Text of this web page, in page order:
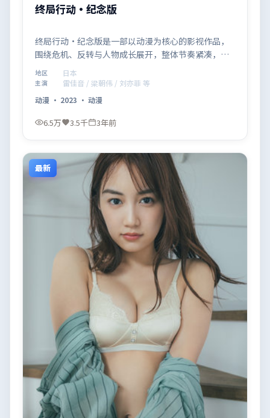
终局行动·纪念版
终局行动·纪念版是一部以动漫为核心的影视作品，
围绕危机、反转与人物成长展开，整体节奏紧凑，值
得推荐观看。
地区 日本
主演
雷佳音 / 梁朝伟 / 刘亦菲 等
动漫 · 2023 · 动漫
6.5万 3.5千 3年前
最新